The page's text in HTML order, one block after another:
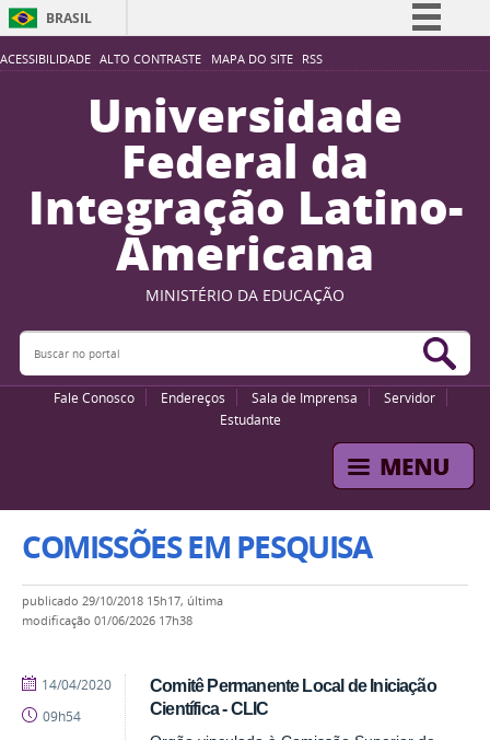
ACESSIBILIDADE ALTO CONTRASTE MAPA DO SITE RSS
BRASIL
Simplifique!
Participe
Acesso à informação
Legislação
Canais
Universidade
Federal da
Integração Latino-
Americana
MINISTÉRIO DA EDUCAÇÃO
Buscar no portal
Fale Conosco Endereços Sala de Imprensa
Servidor
Estudante
COMISSÕES EM PESQUISA
publicado 29/10/2018 15h17, última
modificação 01/06/2026 17h38
Comitê Permanente Local de Iniciação
Científica - CLIC
publicado
14/04/2020
09h54